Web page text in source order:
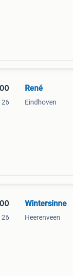
26
René
Eindhoven
26
Wintersinne
Heerenveen